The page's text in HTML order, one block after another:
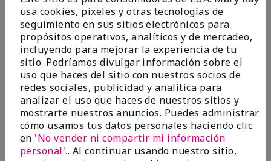
usa cookies, pixeles y otras tecnologías de
seguimiento en sus sitios electrónicos para
propósitos operativos, analíticos y de mercadeo,
incluyendo para mejorar la experiencia de tu
sitio. Podríamos divulgar información sobre el
uso que haces del sitio con nuestros socios de
redes sociales, publicidad y analítica para
analizar el uso que haces de nuestros sitios y
mostrarte nuestros anuncios. Puedes administrar
cómo usamos tus datos personales haciendo clic
en 'No vender ni compartir mi información
personal'.. Al continuar usando nuestro sitio,